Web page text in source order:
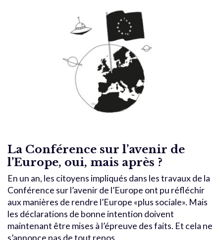
La Conférence sur l’avenir de
l’Europe, oui, mais après ?
En un an, les citoyens impliqués dans les travaux de la
Conférence sur l’avenir de l’Europe ont pu réfléchir
aux manières de rendre l’Europe «plus sociale». Mais
les déclarations de bonne intention doivent
maintenant être mises à l’épreuve des faits. Et cela ne
s’annonce pas de tout repos.